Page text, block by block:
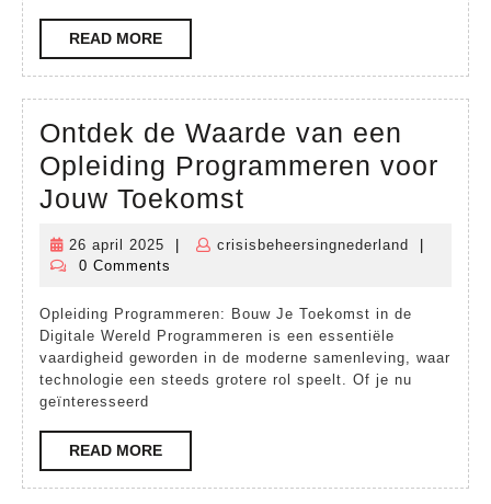
READ MOREREAD
MORE
Ontdek de Waarde van een
Opleiding Programmeren voor
Jouw Toekomst
Waarde
een
Opleiding
Programmeren
Toekomst
26 april 2025
26
april
crisisbeheersingnederland
0 Comments
Opleiding Programmeren: Bouw Je Toekomst in de
Digitale Wereld Programmeren is een essentiële
vaardigheid geworden in de moderne samenleving, waar
technologie een steeds grotere rol speelt. Of je nu
geïnteresseerd
READ MOREREAD
MORE